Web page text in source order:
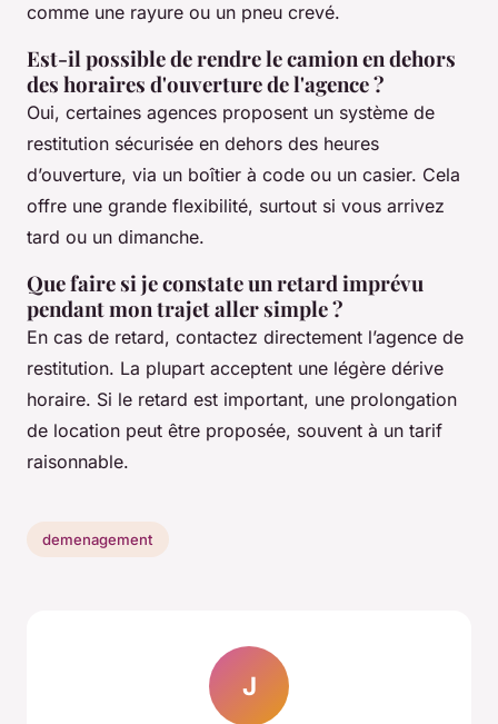
comme une rayure ou un pneu crevé.
Est-il possible de rendre le camion en dehors
des horaires d'ouverture de l'agence ?
Oui, certaines agences proposent un système de
restitution sécurisée en dehors des heures
d’ouverture, via un boîtier à code ou un casier. Cela
offre une grande flexibilité, surtout si vous arrivez
tard ou un dimanche.
Que faire si je constate un retard imprévu
pendant mon trajet aller simple ?
En cas de retard, contactez directement l’agence de
restitution. La plupart acceptent une légère dérive
horaire. Si le retard est important, une prolongation
de location peut être proposée, souvent à un tarif
raisonnable.
demenagement
J